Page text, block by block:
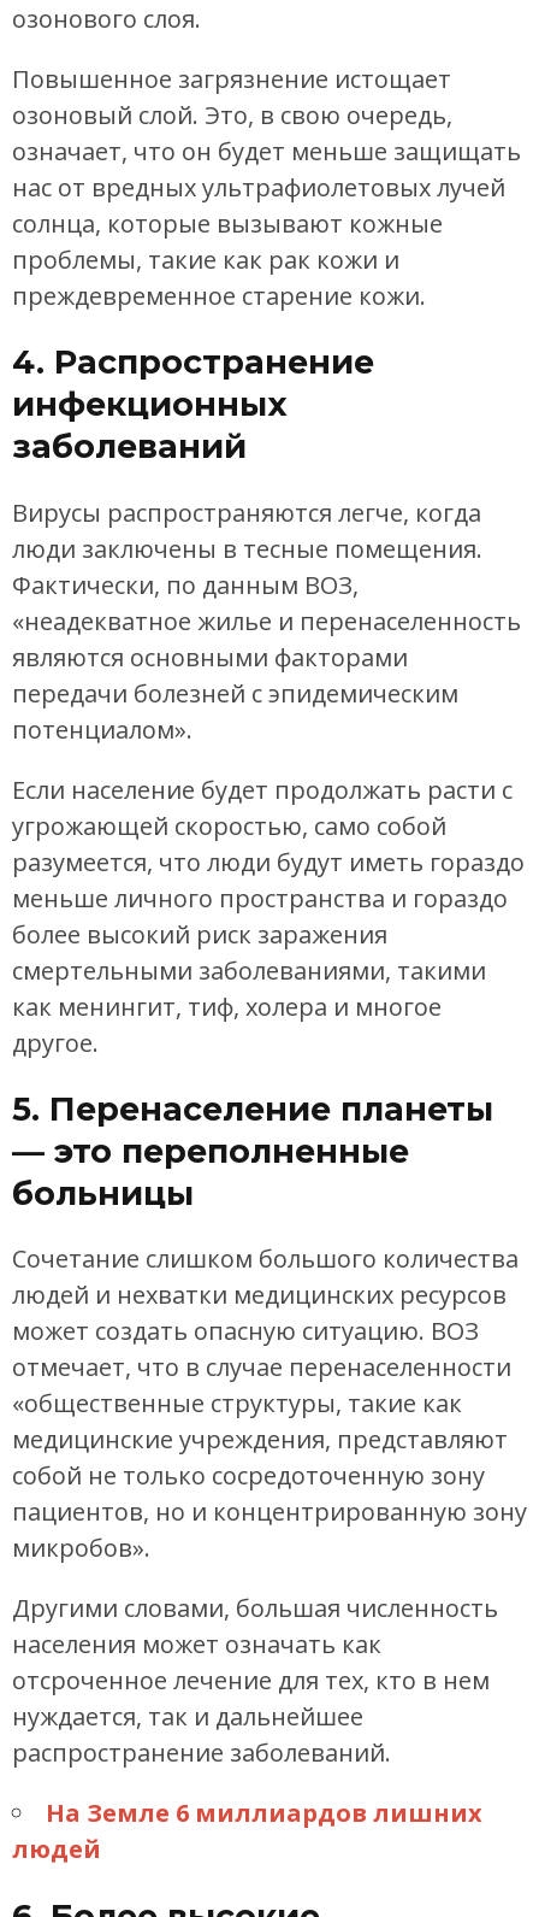
озонового слоя.
Повышенное загрязнение истощает
озоновый слой. Это, в свою очередь,
означает, что он будет меньше защищать
нас от вредных ультрафиолетовых лучей
солнца, которые вызывают кожные
проблемы, такие как рак кожи и
преждевременное старение кожи.
4. Распространение
инфекционных
заболеваний
Вирусы распространяются легче, когда
люди заключены в тесные помещения.
Фактически, по данным ВОЗ,
«неадекватное жилье и перенаселенность
являются основными факторами
передачи болезней с эпидемическим
потенциалом».
Если население будет продолжать расти с
угрожающей скоростью, само собой
разумеется, что люди будут иметь гораздо
меньше личного пространства и гораздо
более высокий риск заражения
смертельными заболеваниями, такими
как менингит, тиф, холера и многое
другое.
5. Перенаселение планеты
— это переполненные
больницы
Сочетание слишком большого количества
людей и нехватки медицинских ресурсов
может создать опасную ситуацию. ВОЗ
отмечает, что в случае перенаселенности
«общественные структуры, такие как
медицинские учреждения, представляют
собой не только сосредоточенную зону
пациентов, но и концентрированную зону
микробов».
Другими словами, большая численность
населения может означать как
отсроченное лечение для тех, кто в нем
нуждается, так и дальнейшее
распространение заболеваний.
На Земле 6 миллиардов лишних
людей